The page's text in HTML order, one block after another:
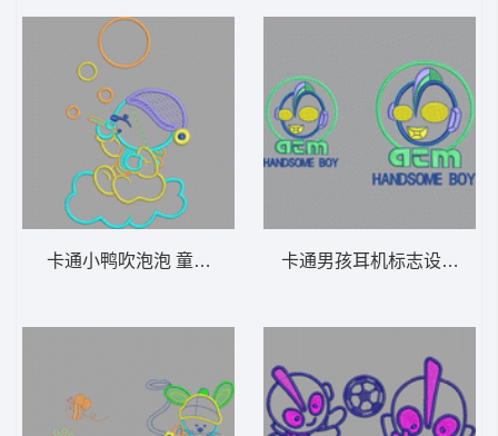
卡通小鸭吹泡泡 童装 卡通 贴布卡通男孩耳机标志设计 童